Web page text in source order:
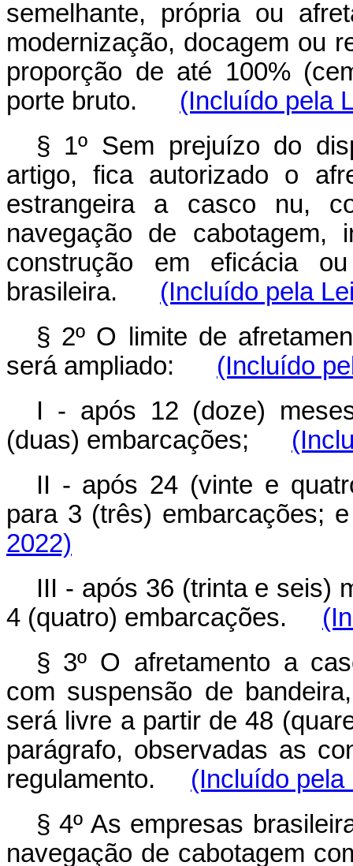
semelhante, própria ou
modernização, docagem ou
proporção de até 100%
porte bruto. (Incluído pela
§ 1º Sem prejuízo do
artigo, fica autorizado o
estrangeira a casco nu,
navegação de cabotagem,
construção em eficácia
brasileira. (Incluído pela
§ 2º O limite de
será ampliado: (Incluído
I - após 12 (doze)
(duas) embarcações;
II - após 24 (vinte e
para 3 (três)
2022)
III - após 36 (trinta e seis)
4 (quatro) embarcações.
§ 3º O afretamento a
com suspensão de
será livre a partir de 48
parágrafo, observadas as
regulamento. (Incluído pela
§ 4º As empresas
navegação de cabotagem